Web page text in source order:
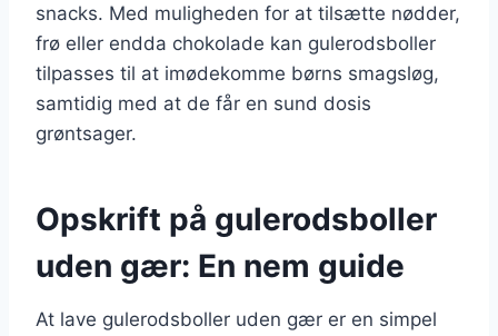
snacks. Med muligheden for at tilsætte nødder,
frø eller endda chokolade kan gulerodsboller
tilpasses til at imødekomme børns smagsløg,
samtidig med at de får en sund dosis
grøntsager.
Opskrift på gulerodsboller
uden gær: En nem guide
At lave gulerodsboller uden gær er en simpel